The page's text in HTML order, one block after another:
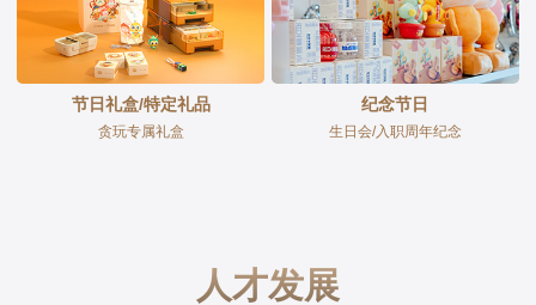
节日礼盒/特定礼品
贪玩专属礼盒
纪念节日
生日会/入职周年纪念
人才发展